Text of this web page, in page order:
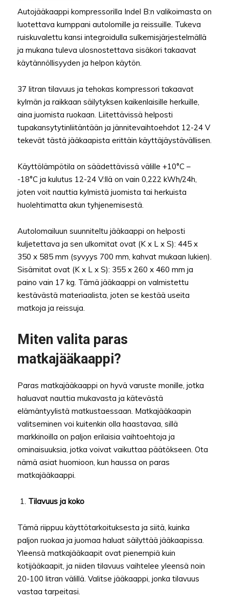
Autojääkaappi kompressorilla Indel B:n valikoimasta on
luotettava kumppani autolomille ja reissuille. Tukeva
ruiskuvalettu kansi integroidulla sulkemisjärjestelmällä
ja mukana tuleva ulosnostettava sisäkori takaavat
käytännöllisyyden ja helpon käytön.
37 litran tilavuus ja tehokas kompressori takaavat
kylmän ja raikkaan säilytyksen kaikenlaisille herkuille,
aina juomista ruokaan. Liitettävissä helposti
tupakansytytinliitäntään ja jännitevaihtoehdot 12-24 V
tekevät tästä jääkaapista erittäin käyttäjäystävällisen.
Käyttölämpötila on säädettävissä välille +10°C –
-18°C ja kulutus 12-24 V:llä on vain 0,222 kWh/24h,
joten voit nauttia kylmistä juomista tai herkuista
huolehtimatta akun tyhjenemisestä.
Autolomailuun suunniteltu jääkaappi on helposti
kuljetettava ja sen ulkomitat ovat (K x L x S): 445 x
350 x 585 mm (syvyys 700 mm, kahvat mukaan lukien).
Sisämitat ovat (K x L x S): 355 x 260 x 460 mm ja
paino vain 17 kg. Tämä jääkaappi on valmistettu
kestävästä materiaalista, joten se kestää useita
matkoja ja reissuja.
Miten valita paras
matkajääkaappi?
Paras matkajääkaappi on hyvä varuste monille, jotka
haluavat nauttia mukavasta ja kätevästä
elämäntyylistä matkustaessaan. Matkajääkaapin
valitseminen voi kuitenkin olla haastavaa, sillä
markkinoilla on paljon erilaisia vaihtoehtoja ja
ominaisuuksia, jotka voivat vaikuttaa päätökseen. Ota
nämä asiat huomioon, kun haussa on paras
matkajääkaappi.
Tilavuus ja koko
Tämä riippuu käyttötarkoituksesta ja siitä, kuinka
paljon ruokaa ja juomaa haluat säilyttää jääkaapissa.
Yleensä matkajääkaapit ovat pienempiä kuin
kotijääkaapit, ja niiden tilavuus vaihtelee yleensä noin
20-100 litran välillä. Valitse jääkaappi, jonka tilavuus
vastaa tarpeitasi.